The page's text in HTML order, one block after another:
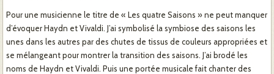
Pour une musicienne le titre de « Les quatre Saisons » ne peut manquer
d’évoquer Haydn et Vivaldi. J’ai symbolisé la symbiose des saisons les
unes dans les autres par des chutes de tissus de couleurs appropriées et
se mélangeant pour montrer la transition des saisons. J’ai brodé les
noms de Haydn et Vivaldi. Puis une portée musicale fait chanter des